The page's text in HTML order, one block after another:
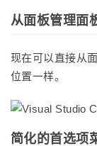
从面板管理面
现在可以直接从
位置一样。
简化的首选项